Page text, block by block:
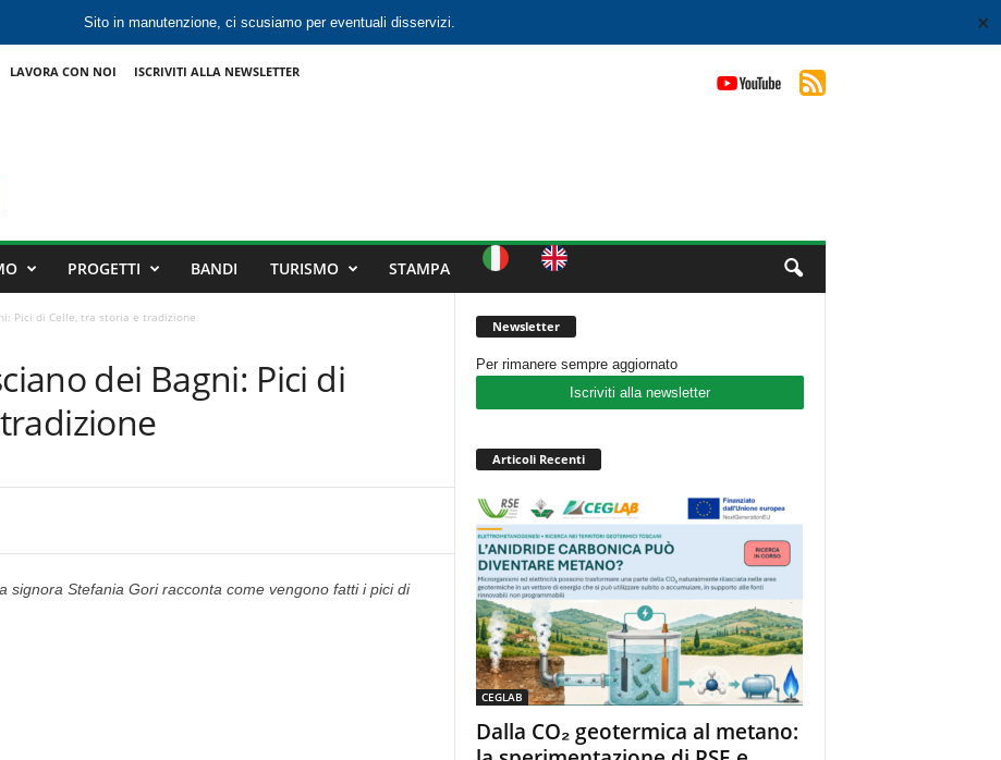
Sito in manutenzione, ci scusiamo per eventuali disservizi. ✕
LAVORA CON NOI ISCRIVITI ALLA NEWSLETTER
PROGETTI BANDI TURISMO STAMPA
Pici di Celle, tra storia e tradizione
dei Bagni: Pici di
signora Stefania Gori racconta come vengono fatti i pici di
Newsletter
Per rimanere sempre aggiornato
Iscriviti alla newsletter
Articoli Recenti
CEGLAB
Dalla CO₂ geotermica al metano: